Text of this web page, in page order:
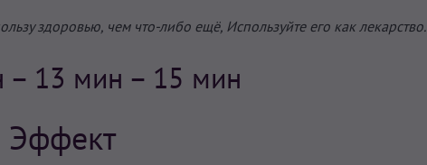
здоровью, чем что-либо ещё, Используйте его как лекарство.
– 13 мин – 15 мин
Эффект